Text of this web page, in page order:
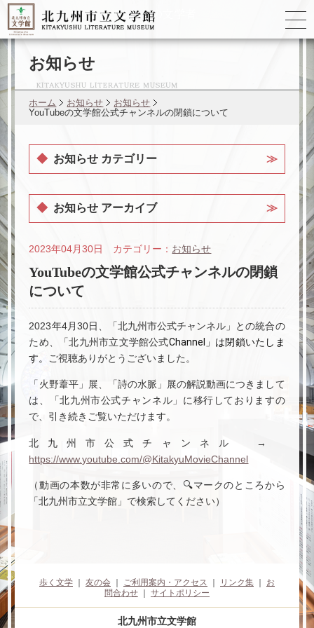
ゆかりの
お知らせ
ホーム お知らせ
お知らせ
YouTubeの文学館公式チャンネルの閉鎖について
2023年04月30日 カテゴリー： お知らせ
YouTubeの文学館公式チャンネルの閉鎖
について
2023年4月30日、「北九州市公式チャンネル」との統合の
ため、「北九州市立文学館公式Channel」は閉鎖いたしま
す。 ご視聴ありがとうございました。
「火野葦平」展、「詩の水脈」展の解説動画につきまして
は、「北九州市公式チャンネル」に移行しておりますの
で、引き続きご覧いただけます。
北九州市公式チャンネル →
https://www.youtube.com/@KitakyuMovieChannel
（動画の本数が非常に多いので、🔍マークのところから
「北九州市立文学館」で検索してください）
お知らせ カテゴリー
お知らせ アーカイブ
歩く文学 友の会 ご利用案内・アクセス リンク集
お
問合わせ
サイトポリシー
北九州市立文学館